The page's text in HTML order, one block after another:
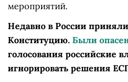
мероприятий.
Недавно в России
Конституцию. Были
голосования российские
игнорировать решения